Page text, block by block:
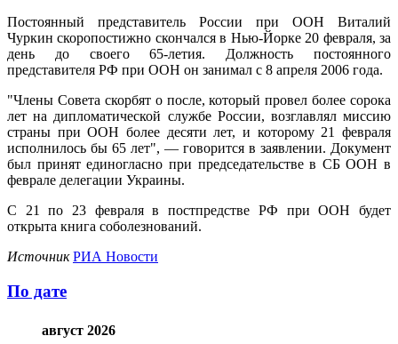
Постоянный представитель России при ООН Виталий
Чуркин скоропостижно скончался в Нью-Йорке 20 февраля, за
день до своего 65-летия. Должность постоянного
представителя РФ при ООН он занимал с 8 апреля 2006 года.
"Члены Совета скорбят о после, который провел более сорока
лет на дипломатической службе России, возглавлял миссию
страны при ООН более десяти лет, и которому 21 февраля
исполнилось бы 65 лет", — говорится в заявлении. Документ
был принят единогласно при председательстве в СБ ООН в
феврале делегации Украины.
С 21 по 23 февраля в постпредстве РФ при ООН будет
открыта книга соболезнований.
ИсточникРИА Новости
По дате
август 2026